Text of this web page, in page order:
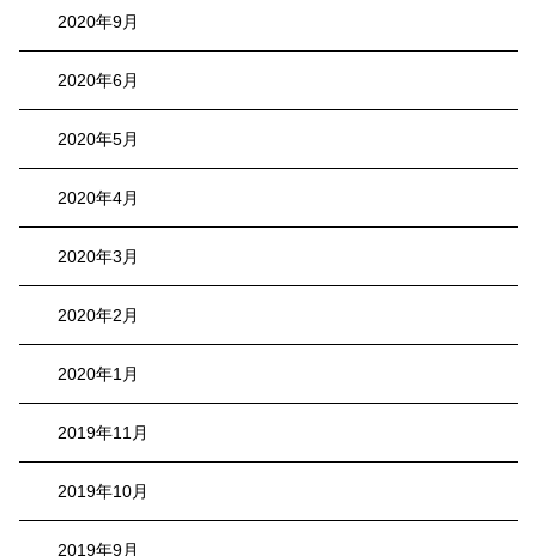
2020年9月
2020年6月
2020年5月
2020年4月
2020年3月
2020年2月
2020年1月
2019年11月
2019年10月
2019年9月